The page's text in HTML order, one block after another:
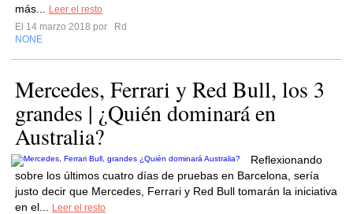
más...
Leer el resto
El 14 marzo 2018 por
Rd
NONE
Mercedes, Ferrari y Red Bull, los 3
grandes | ¿Quién dominará en
Australia?
Reflexionando
sobre los últimos cuatro días de pruebas en Barcelona, ​​sería
justo decir que Mercedes, Ferrari y Red Bull tomarán la iniciativa
en el...
Leer el resto